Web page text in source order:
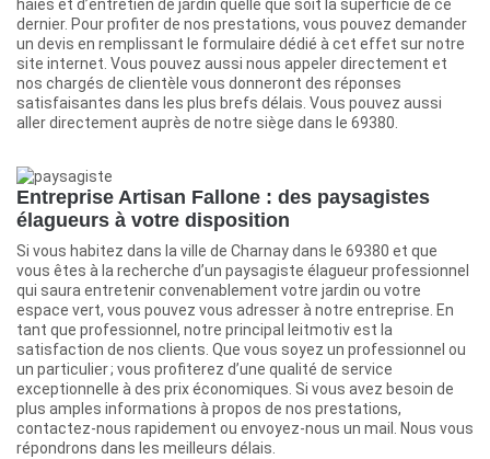
haies et d’entretien de jardin quelle que soit la superficie de ce
dernier. Pour profiter de nos prestations, vous pouvez demander
un devis en remplissant le formulaire dédié à cet effet sur notre
site internet. Vous pouvez aussi nous appeler directement et
nos chargés de clientèle vous donneront des réponses
satisfaisantes dans les plus brefs délais. Vous pouvez aussi
aller directement auprès de notre siège dans le 69380.
Entreprise Artisan Fallone : des paysagistes
élagueurs à votre disposition
Si vous habitez dans la ville de Charnay dans le 69380 et que
vous êtes à la recherche d’un paysagiste élagueur professionnel
qui saura entretenir convenablement votre jardin ou votre
espace vert, vous pouvez vous adresser à notre entreprise. En
tant que professionnel, notre principal leitmotiv est la
satisfaction de nos clients. Que vous soyez un professionnel ou
un particulier ; vous profiterez d’une qualité de service
exceptionnelle à des prix économiques. Si vous avez besoin de
plus amples informations à propos de nos prestations,
contactez-nous rapidement ou envoyez-nous un mail. Nous vous
répondrons dans les meilleurs délais.